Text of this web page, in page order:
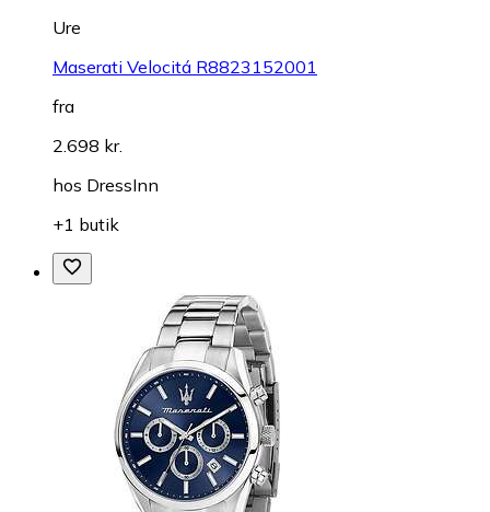
Ure
Maserati Velocitá R8823152001
fra
2.698 kr.
hos DressInn
+1 butik